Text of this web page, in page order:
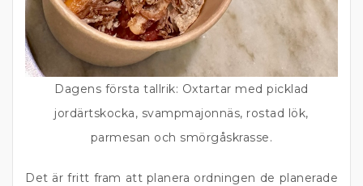
Dagens första tallrik: Oxtartar med picklad
jordärtskocka, svampmajonnäs, rostad lök,
parmesan och smörgåskrasse.
Det är fritt fram att planera ordningen de planerade